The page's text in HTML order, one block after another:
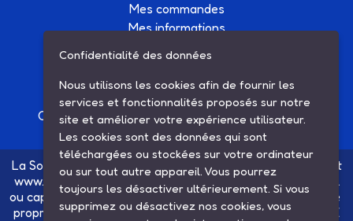
Mes commandes
Mes informations
Contactez-nous
Création site Internet Factor’IT|Mentions légales
La Société SARL ETS MAUGER, exploitante du site internet
www.ets-mauger.com, n'a aucun lien juridique, commercial
ou capitalistique avec la société SINBAR - Groupe Easybike
propriétaire des marques SOLEX, VELOSOLEX, SOLEXINE
Confidentialité des données
Nous utilisons les cookies afin de fournir les
services et fonctionnalités proposés sur notre
site et améliorer votre expérience utilisateur.
Les cookies sont des données qui sont
téléchargées ou stockées sur votre ordinateur
ou sur tout autre appareil. Vous pourrez
toujours les désactiver ultérieurement. Si vous
supprimez ou désactivez nos cookies, vous